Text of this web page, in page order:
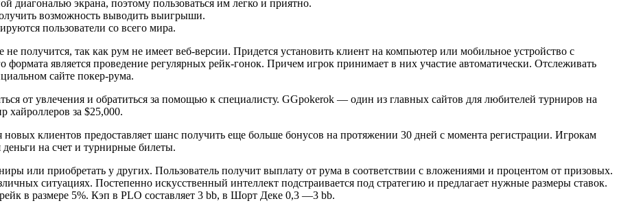
диагональю экрана, поэтому пользоваться им легко и приятно.
возможность выводить выигрыши.
пользователи со всего мира.
не получится, так как рум не имеет веб-версии. Придется установить клиент на компьютер или мобильное устройство с
является проведение регулярных рейк-гонок. Причем игрок принимает в них участие автоматически. Отслеживать
сайте покер-рума.
от увлечения и обратиться за помощью к специалисту. GGpokerok — один из главных сайтов для любителей турниров на
хайроллеров за $25,000.
клиентов предоставляет шанс получить еще больше бонусов на протяжении 30 дней с момента регистрации. Игрокам
на счет и турнирные билеты.
или приобретать у других. Пользователь получит выплату от рума в соответствии с вложениями и процентом от призовых.
ситуациях. Постепенно искусственный интеллект подстраивается под стратегию и предлагает нужные размеры ставок.
в размере 5%. Кэп в PLO составляет 3 bb, в Шорт Деке 0,3 —3 bb.